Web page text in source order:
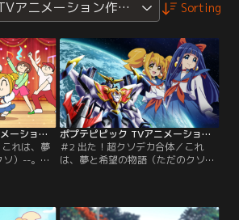
アニメーション作品第二シリーズ
Sorting
ポプテピピック TVアニメーション作品第二シリーズ 第01話
れは、夢
）--。
ポプテピピック TVアニメーション作品第二シリーズ 第02話
＃2 出た！超クソデカ合体／これ
は、夢と希望の物語（ただのクソ）-